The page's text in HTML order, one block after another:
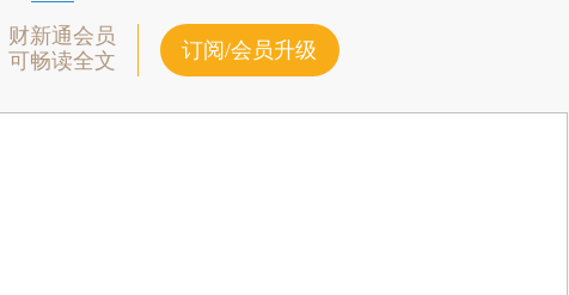
财新通会员
可畅读全文
订阅/会员升级